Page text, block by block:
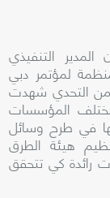
التنفيذي
لمؤتمر دبي
من التحدي شهدت
مختلف المؤسسات
في طرح وسائل
هيئة الطرق
رائدة كي تتحقق